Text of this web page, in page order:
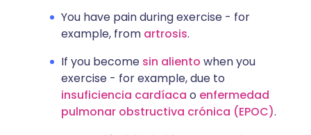
You have pain during exercise - for
example, from artrosis.
If you become sin aliento when you
exercise - for example, due to
insuficiencia cardíaca o enfermedad
pulmonar obstructiva crónica (EPOC).